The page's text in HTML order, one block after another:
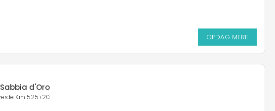
OPDAG MERE
d'Oro
Km 525+20